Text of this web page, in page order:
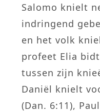
Salomo knielt
indringend
en het volk
profeet Elia
tussen zijn
Daniël knielt
(Dan. 6:11),